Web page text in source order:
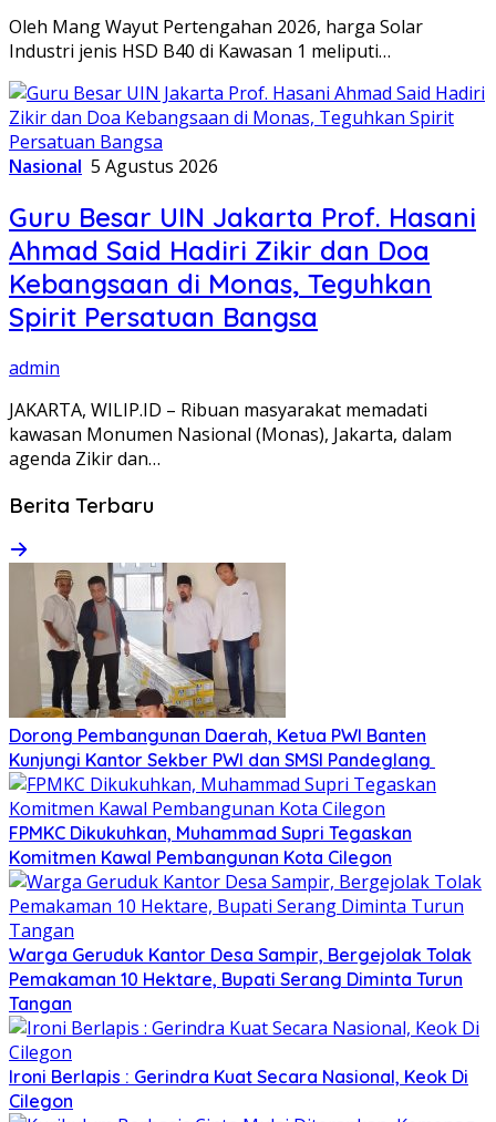
Oleh Mang Wayut Pertengahan 2026, harga Solar
Industri jenis HSD B40 di Kawasan 1 meliputi…
Nasional 5 Agustus 2026
Guru Besar UIN Jakarta Prof. Hasani
Ahmad Said Hadiri Zikir dan Doa
Kebangsaan di Monas, Teguhkan
Spirit Persatuan Bangsa
admin
JAKARTA, WILIP.ID – Ribuan masyarakat memadati
kawasan Monumen Nasional (Monas), Jakarta, dalam
agenda Zikir dan…
Berita Terbaru
Dorong Pembangunan Daerah, Ketua PWI Banten
Kunjungi Kantor Sekber PWI dan SMSI Pandeglang
FPMKC Dikukuhkan, Muhammad Supri Tegaskan
Komitmen Kawal Pembangunan Kota Cilegon
Warga Geruduk Kantor Desa Sampir, Bergejolak Tolak
Pemakaman 10 Hektare, Bupati Serang Diminta Turun
Tangan
Ironi Berlapis : Gerindra Kuat Secara Nasional, Keok Di
Cilegon